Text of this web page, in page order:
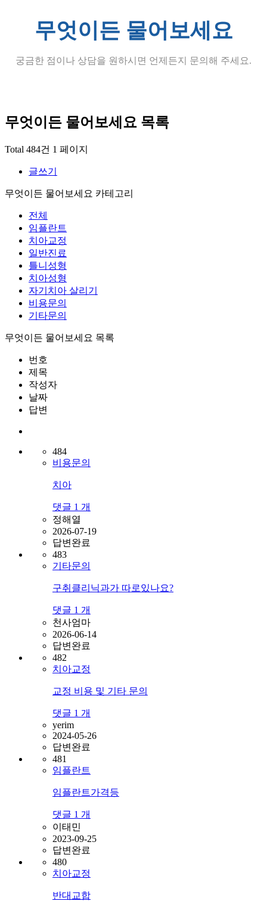
무엇이든 물어보세요
궁금한 점이나 상담을 원하시면 언제든지 문의해 주세요.
무엇이든 물어보세요 목록
Total 484건 1 페이지
글쓰기
무엇이든 물어보세요 카테고리
전체
임플란트
치아교정
일반진료
틀니성형
치아성형
자기치아 살리기
비용문의
기타문의
무엇이든 물어보세요 목록
번호
제목
작성자
날짜
답변
484
비용문의
치아
댓글 1 개
정해열
2026-07-19
답변완료
483
기타문의
구취클리닉과가 따로있나요?
댓글 1 개
천사엄마
2026-06-14
답변완료
482
치아교정
교정 비용 및 기타 문의
댓글 1 개
yerim
2024-05-26
답변완료
481
임플란트
임플란트가격등
댓글 1 개
이태민
2023-09-25
답변완료
480
치아교정
반대교합